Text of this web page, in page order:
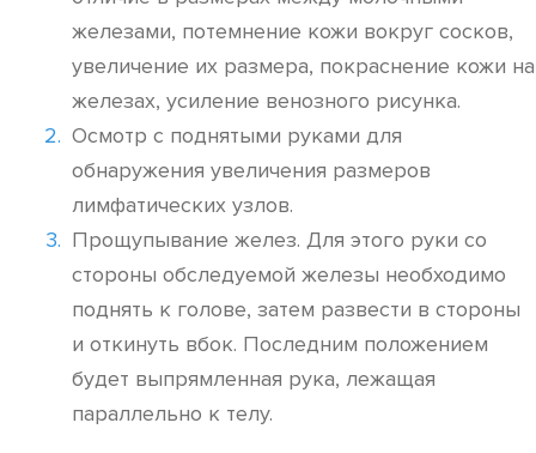
железами, потемнение кожи вокруг сосков,
увеличение их размера, покраснение кожи на
железах, усиление венозного рисунка.
Осмотр с поднятыми руками для
обнаружения увеличения размеров
лимфатических узлов.
Прощупывание желез. Для этого руки со
стороны обследуемой железы необходимо
поднять к голове, затем развести в стороны
и откинуть вбок. Последним положением
будет выпрямленная рука, лежащая
параллельно к телу.